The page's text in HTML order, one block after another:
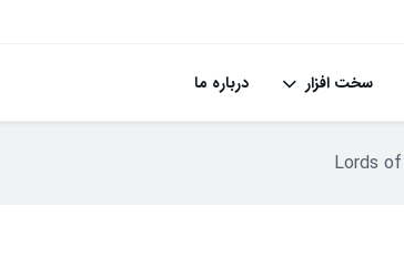
سخت افزار درباره ما